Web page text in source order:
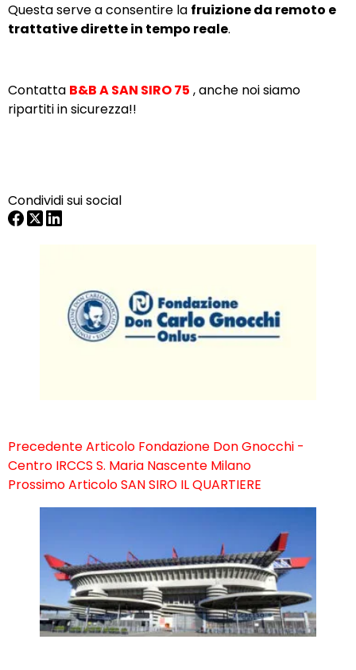
Questa serve a consentire la fruizione da remoto e
trattative dirette in tempo reale.
Contatta B&B A SAN SIRO 75 , anche noi siamo
ripartiti in sicurezza!!
Condividi sui social
PrecedenteArticolo Fondazione Don Gnocchi -
Centro IRCCS S. Maria Nascente Milano
ProssimoArticoloSAN SIRO IL QUARTIERE